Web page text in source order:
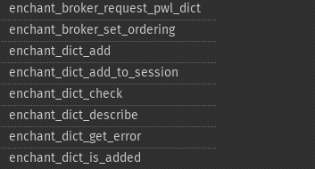
enchant_​broker_​request_​pwl_​dict
enchant_​broker_​set_​ordering
enchant_​dict_​add
enchant_​dict_​add_​to_​session
enchant_​dict_​check
enchant_​dict_​describe
enchant_​dict_​get_​error
enchant_​dict_​is_​added